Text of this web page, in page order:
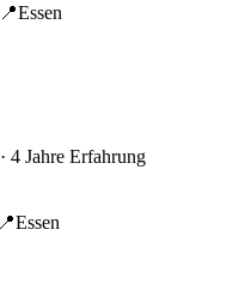
📍Essen
· 4 Jahre Erfahrung
📍Essen